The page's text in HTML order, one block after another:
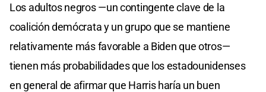
Los adultos negros —un contingente clave de la
coalición demócrata y un grupo que se mantiene
relativamente más favorable a Biden que otros—
tienen más probabilidades que los estadounidenses
en general de afirmar que Harris haría un buen